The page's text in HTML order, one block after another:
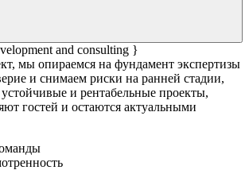
and consulting }
мы опираемся на фундамент экспертизы
и снимаем риски на ранней стадии,
устойчивые и рентабельные проекты,
гостей и остаются актуальными